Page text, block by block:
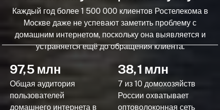
Каждый год более 1 500 000 клиентов Ростелекома в
Москве даже не успевают заметить проблему с
домашним интернетом, поскольку она выявляется и
устраняется ещё до обращения клиента.
97,5 млн
Общая аудитория
пользователей
домашнего интернета в
38,1 млн
7 из 10 домохозяйств
России охватывает
оптоволоконная сеть